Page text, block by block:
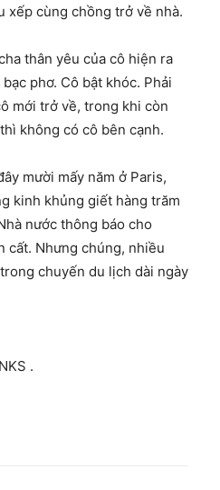
xếp cùng chồng trở về nhà.
thân yêu của cô hiện ra
phơ. Cô bật khóc. Phải
mới trở về, trong khi còn
không có cô bên cạnh.
mười mấy năm ở Paris,
kinh khủng giết hàng trăm
nước thông báo cho
cất. Nhưng chúng, nhiều
chuyến du lịch dài ngày
.